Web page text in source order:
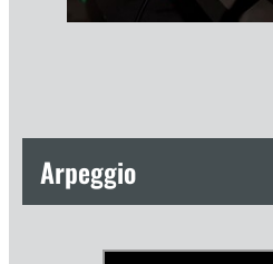
Arpeggio